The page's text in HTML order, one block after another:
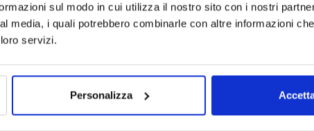
sul modo in cui utilizza il nostro sito con i nostri
media, i quali potrebbero combinarle con altre informazioni
servizi.
Personalizza